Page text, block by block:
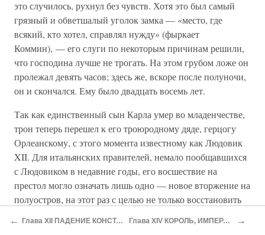
это случилось, рухнул без чувств. Хотя это был самый
грязный и обветшалый уголок замка — «место, где
всякий, кто хотел, справлял нужду» (фыркает
Коммин), — его слуги по некоторым причинам решили,
что господина лучше не трогать. На этом грубом ложе он
пролежал девять часов; здесь же, вскоре после полуночи,
он и скончался. Ему было двадцать восемь лет.
Так как единственный сын Карла умер во младенчестве,
трон теперь перешел к его троюродному дяде, герцогу
Орлеанскому, с этого момента известному как Людовик
XII. Для итальянских правителей, немало пообщавшихся
с Людовиком в недавние годы, его восшествие на
престол могло означать лишь одно — новое вторжение на
полуостров, на этот раз с целью не только восстановить
владычество герцога Орлеанского над Миланом. В свете
← Глава XII ПАДЕНИЕ КОНСТАНТИНОПОЛЯ Глава XIV КОРОЛЬ, ИМПЕРАТОР И СУЛТАН →